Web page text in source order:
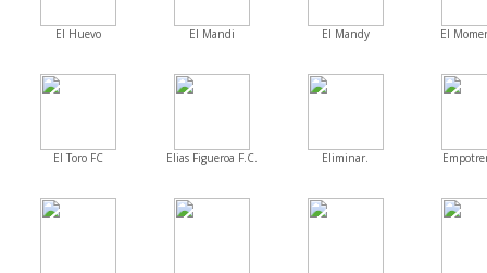
El Huevo El Mandi El Mandy El
El Toro FC Elias Figueroa F.C. Eliminar.